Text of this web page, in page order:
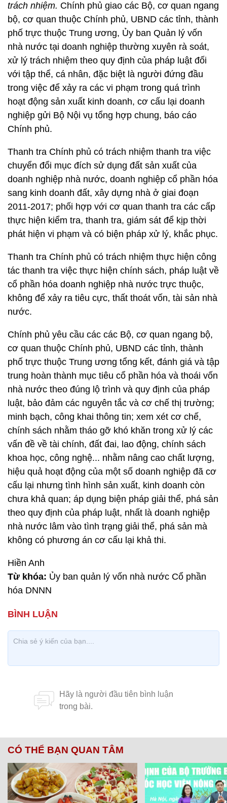
trách nhiệm. Chính phủ giao các Bộ, cơ quan ngang
bộ, cơ quan thuộc Chính phủ, UBND các tỉnh, thành
phố trực thuộc Trung ương, Ủy ban Quản lý vốn
nhà nước tại doanh nghiệp thường xuyên rà soát,
xử lý trách nhiệm theo quy định của pháp luật đối
với tập thể, cá nhân, đặc biệt là người đứng đầu
trong việc để xảy ra các vi phạm trong quá trình
hoạt động sản xuất kinh doanh, cơ cấu lại doanh
nghiệp gửi Bộ Nội vụ tổng hợp chung, báo cáo
Chính phủ.
Thanh tra Chính phủ có trách nhiệm thanh tra việc
chuyển đổi mục đích sử dụng đất sản xuất của
doanh nghiệp nhà nước, doanh nghiệp cổ phần hóa
sang kinh doanh đất, xây dựng nhà ở giai đoạn
2011-2017; phối hợp với cơ quan thanh tra các cấp
thực hiện kiểm tra, thanh tra, giám sát để kịp thời
phát hiện vi phạm và có biện pháp xử lý, khắc phục.
Thanh tra Chính phủ có trách nhiệm thực hiện công
tác thanh tra việc thực hiện chính sách, pháp luật về
cổ phần hóa doanh nghiệp nhà nước trực thuộc,
không để xảy ra tiêu cực, thất thoát vốn, tài sản nhà
nước.
Chính phủ yêu cầu các các Bộ, cơ quan ngang bộ,
cơ quan thuộc Chính phủ, UBND các tỉnh, thành
phố trực thuộc Trung ương tổng kết, đánh giá và tập
trung hoàn thành mục tiêu cổ phần hóa và thoái vốn
nhà nước theo đúng lộ trình và quy định của pháp
luật, bảo đảm các nguyên tắc và cơ chế thị trường;
minh bạch, công khai thông tin; xem xét cơ chế,
chính sách nhằm tháo gỡ khó khăn trong xử lý các
vấn đề về tài chính, đất đai, lao động, chính sách
khoa học, công nghệ... nhằm nâng cao chất lượng,
hiệu quả hoạt động của một số doanh nghiệp đã cơ
cấu lại nhưng tình hình sản xuất, kinh doanh còn
chưa khả quan; áp dụng biện pháp giải thể, phá sản
theo quy định của pháp luật, nhất là doanh nghiệp
nhà nước lâm vào tình trạng giải thể, phá sản mà
không có phương án cơ cấu lại khả thi.
Hiền Anh
Từ khóa: Ủy ban quản lý vốn nhà nước Cổ phần
hóa DNNN
CÓ THỂ BẠN QUAN TÂM